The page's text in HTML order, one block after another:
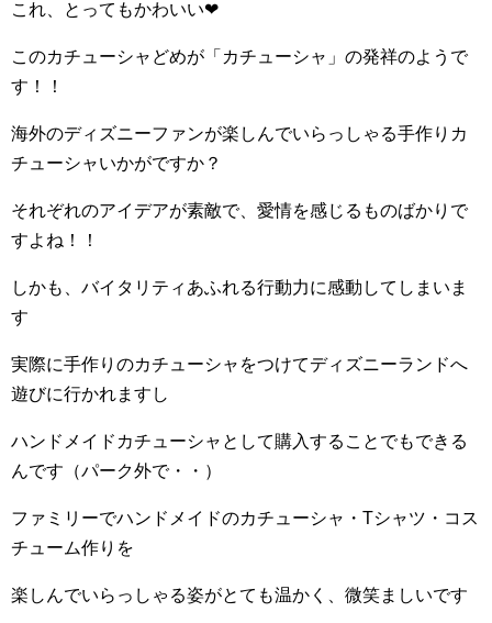
これ、とってもかわいい❤︎
このカチューシャどめが「カチューシャ」の発祥のようで
す！！
海外のディズニーファンが楽しんでいらっしゃる手作りカ
チューシャいかがですか？
それぞれのアイデアが素敵で、愛情を感じるものばかりで
すよね！！
しかも、バイタリティあふれる行動力に感動してしまいま
す
実際に手作りのカチューシャをつけてディズニーランドへ
遊びに行かれますし
ハンドメイドカチューシャとして購入することでもできる
んです（パーク外で・・）
ファミリーでハンドメイドのカチューシャ・Tシャツ・コス
チューム作りを
楽しんでいらっしゃる姿がとても温かく、微笑ましいです